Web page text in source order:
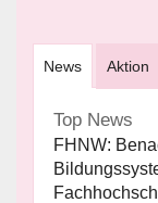
News Aktion
Top News
FHNW: